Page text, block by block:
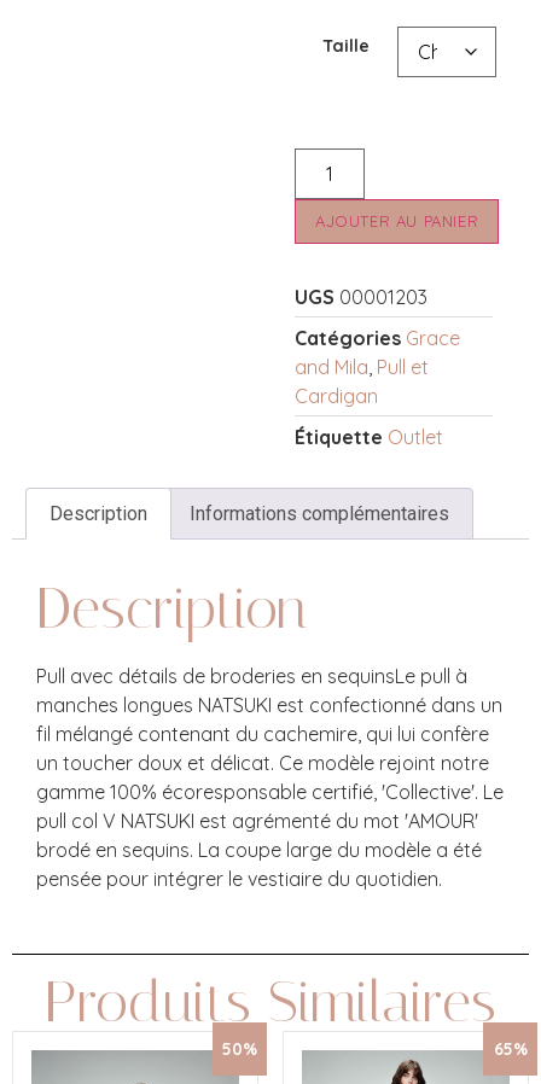
Taille
AJOUTER AU PANIER
UGS 00001203
Catégories Grace
and Mila Pull et
Cardigan
Étiquette Outlet
Description Informations complémentaires
Description
Pull avec détails de broderies en sequinsLe pull à
manches longues NATSUKI est confectionné dans un
fil mélangé contenant du cachemire, qui lui confère
un toucher doux et délicat. Ce modèle rejoint notre
gamme 100% écoresponsable certifié, 'Collective'. Le
pull col V NATSUKI est agrémenté du mot 'AMOUR'
brodé en sequins. La coupe large du modèle a été
pensée pour intégrer le vestiaire du quotidien.
Produits Similaires
50% 65%